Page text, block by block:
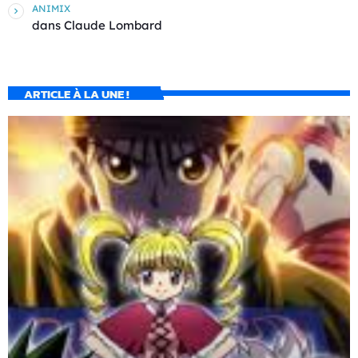
ANIMIX
dans Claude Lombard
ARTICLE À LA UNE !